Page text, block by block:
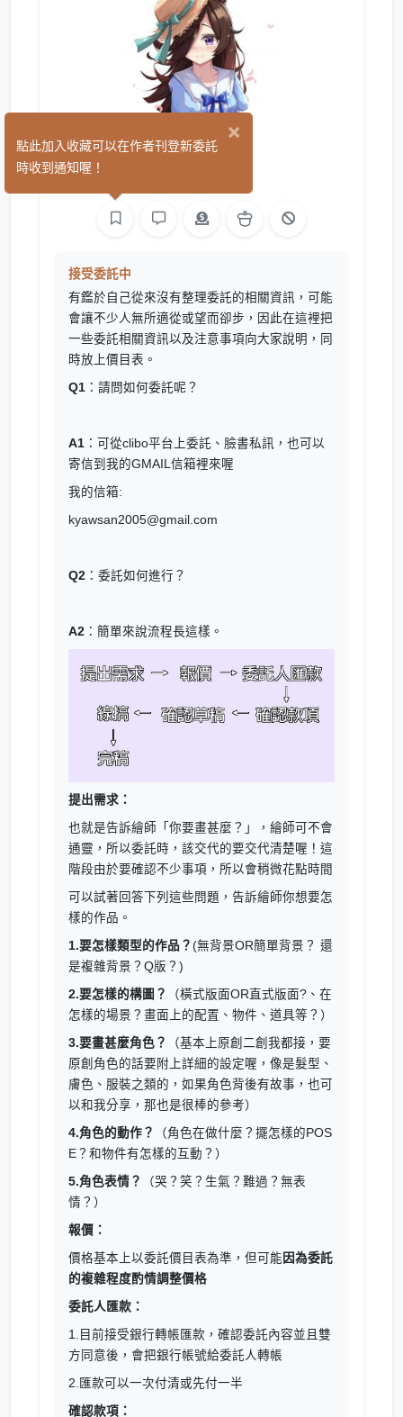
長月
接受委託中
有鑑於自己從來沒有整理委託的相關資訊，可能
會讓不少人無所適從或望而卻步，因此在這裡把
一些委託相關資訊以及注意事項向大家說明，同
時放上價目表。
Q1 ：請問如何委託呢？
A1 ：可從clibo平台上委託、臉書私訊，也可以
寄信到我的GMAIL信箱裡來喔
我的信箱:
kyawsan2005@gmail.com
Q2 ：委託如何進行？
A2 ：簡單來說流程長這樣。
提出需求：
也就是告訴繪師「你要畫甚麼？」，繪師可不會
通靈，所以委託時，該交代的要交代清楚喔！這
階段由於要確認不少事項，所以會稍微花點時間
可以試著回答下列這些問題，告訴繪師你想要怎
樣的作品。
1.要怎樣類型的作品？ (無背景OR簡單背景？ 還
是複雜背景？Q版？)
2.要怎樣的構圖？
（橫式版面OR直式版面?、在
怎樣的場景？畫面上的配置、物件、道具等？）
3.要畫甚麼角色？
（基本上原創二創我都接，要
原創角色的話要附上詳細的設定喔，像是髮型、
膚色、服裝之類的，如果角色背後有故事，也可
以和我分享，那也是很棒的參考）
4.角色的動作？
（角色在做什麼？擺怎樣的POS
E？和物件有怎樣的互動？）
5.角色表情？
（哭？笑？生氣？難過？無表
情？）
報價：
價格基本上以委託價目表為準，但可能 因為委託
的複雜程度酌情調整價格
委託人匯款：
1.目前接受銀行轉帳匯款，確認委託內容並且雙
方同意後，會把銀行帳號給委託人轉帳
2.匯款可以一次付清或先付一半
確認款項：
×
點此加入收藏可以在作者刊登新委託
時收到通知喔！